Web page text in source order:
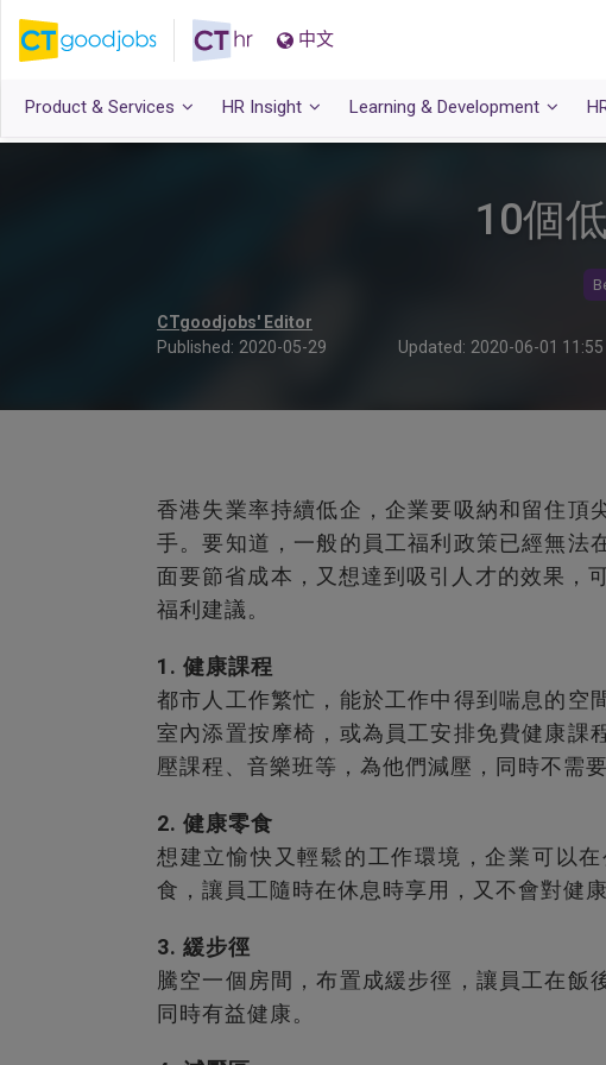
中文
Product & Services HR Insight Learning & Development
10個
CTgoodjobs' Editor
Published: 2020-05-29 Updated: 2020-06-01 11:55
香港失業率持續低企，企業要吸納和留住頂
手。要知道，一般的員工福利政策已經無法
面要節省成本，又想達到吸引人才的效果，
福利建議。
1. 健康課程
都市人工作繁忙，能於工作中得到喘息的空
室內添置按摩椅，或為員工安排免費健康課
壓課程、音樂班等，為他們減壓，同時不需
2. 健康零食
想建立愉快又輕鬆的工作環境，企業可以
食，讓員工隨時在休息時享用，又不會對健康
3. 緩步徑
騰空一個房間，布置成緩步徑，讓員工在飯
同時有益健康。